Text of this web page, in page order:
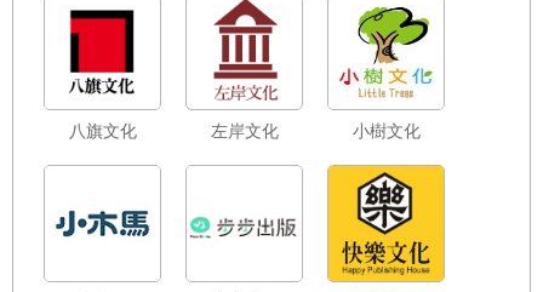
八旗文化 左岸文化 小樹文化